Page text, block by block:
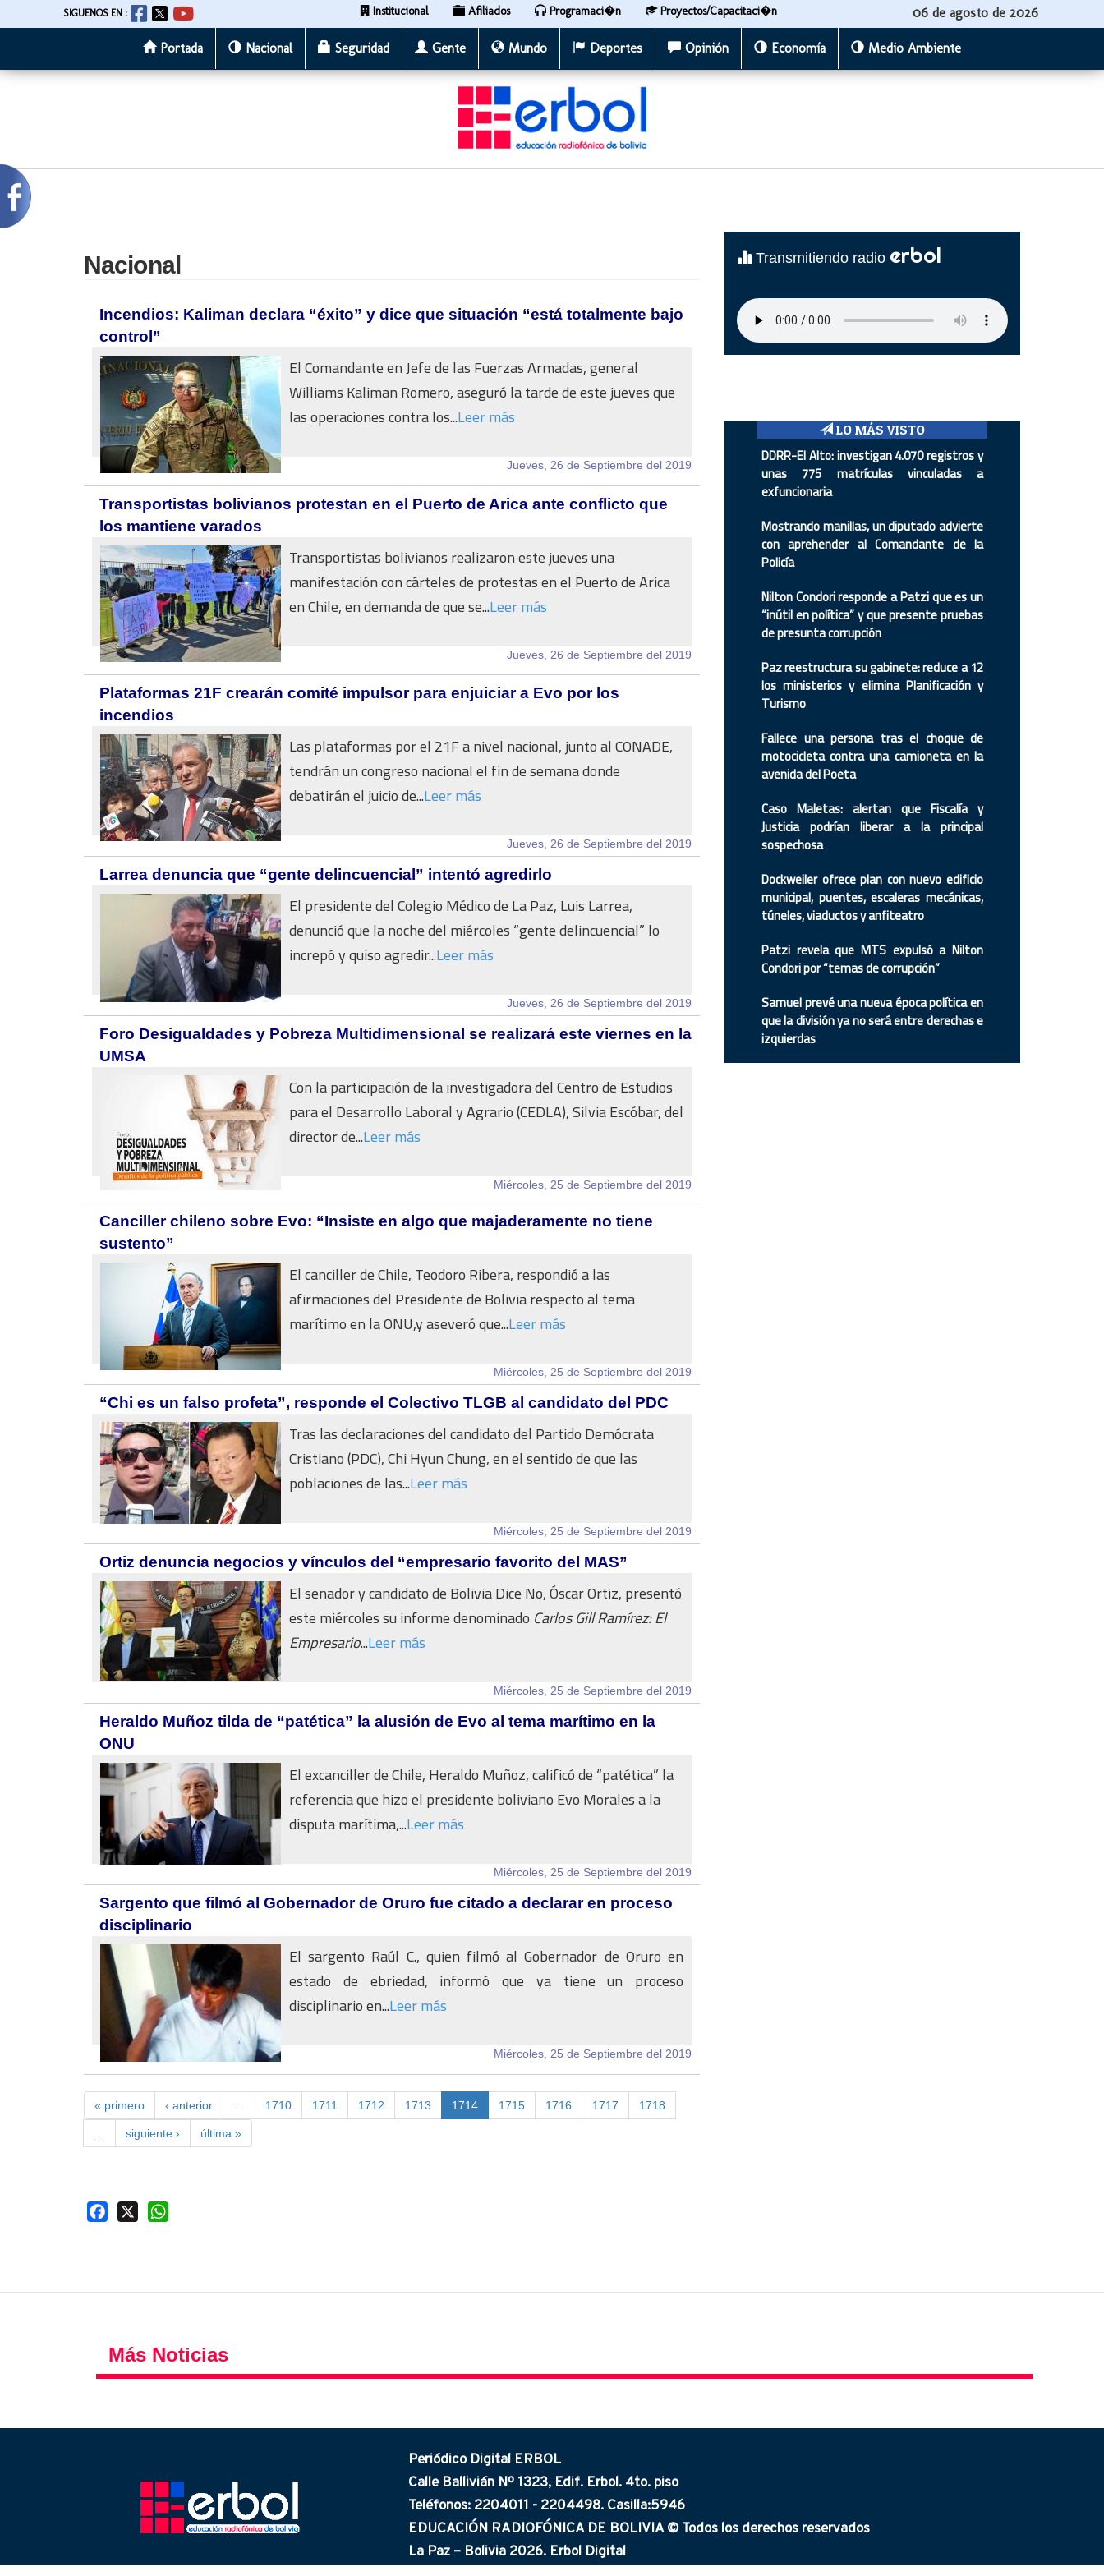
al
SIGUENOS EN : Institucional Afiliados Programaci�n Proyectos/Capacitaci�n 06 de agosto de 2026
Portada Nacional Seguridad Gente Mundo Deportes Opinión Economía Medio Ambiente
Nacional
Incendios: Kaliman declara “éxito” y dice que situación “está totalmente bajo
control”
El Comandante en Jefe de las Fuerzas Armadas, general
Williams Kaliman Romero, aseguró la tarde de este jueves que
las operaciones contra los...Leer más
Jueves, 26 de Septiembre del 2019
Transportistas bolivianos protestan en el Puerto de Arica ante conflicto que
los mantiene varados
Transportistas bolivianos realizaron este jueves una
manifestación con cárteles de protestas en el Puerto de Arica
en Chile, en demanda de que se...Leer más
Jueves, 26 de Septiembre del 2019
Plataformas 21F crearán comité impulsor para enjuiciar a Evo por los
incendios
Las plataformas por el 21F a nivel nacional, junto al CONADE,
tendrán un congreso nacional el fin de semana donde
debatirán el juicio de...Leer más
Jueves, 26 de Septiembre del 2019
Larrea denuncia que “gente delincuencial” intentó agredirlo
El presidente del Colegio Médico de La Paz, Luis Larrea,
denunció que la noche del miércoles “gente delincuencial” lo
increpó y quiso agredir...Leer más
Jueves, 26 de Septiembre del 2019
Foro Desigualdades y Pobreza Multidimensional se realizará este viernes en la
UMSA
Con la participación de la investigadora del Centro de Estudios
para el Desarrollo Laboral y Agrario (CEDLA), Silvia Escóbar, del
director de...Leer más
Miércoles, 25 de Septiembre del 2019
Canciller chileno sobre Evo: “Insiste en algo que majaderamente no tiene
sustento”
El canciller de Chile, Teodoro Ribera, respondió a las
afirmaciones del Presidente de Bolivia respecto al tema
marítimo en la ONU,y aseveró que...Leer más
Miércoles, 25 de Septiembre del 2019
“Chi es un falso profeta”, responde el Colectivo TLGB al candidato del PDC
Tras las declaraciones del candidato del Partido Demócrata
Cristiano (PDC), Chi Hyun Chung, en el sentido de que las
poblaciones de las...Leer más
Miércoles, 25 de Septiembre del 2019
Ortiz denuncia negocios y vínculos del “empresario favorito del MAS”
El senador y candidato de Bolivia Dice No, Óscar Ortiz, presentó
este miércoles su informe denominado Carlos Gill Ramírez: El
Empresario...Leer más
Miércoles, 25 de Septiembre del 2019
Heraldo Muñoz tilda de “patética” la alusión de Evo al tema marítimo en la
ONU
El excanciller de Chile, Heraldo Muñoz, calificó de “patética” la
referencia que hizo el presidente boliviano Evo Morales a la
disputa marítima,...Leer más
Miércoles, 25 de Septiembre del 2019
Sargento que filmó al Gobernador de Oruro fue citado a declarar en proceso
disciplinario
El sargento Raúl C., quien filmó al Gobernador de Oruro en
estado de ebriedad, informó que ya tiene un proceso
disciplinario en...Leer más
Miércoles, 25 de Septiembre del 2019
« primero ‹ anterior 1710 1711 1712 1713 1714 1715 1716 1717 1718
siguiente › última »
Facebook
Transmitiendo radio erbol
LO MÁS VISTO
DDRR-El Alto: investigan 4.070 registros y
unas 775 matrículas vinculadas a
exfuncionaria
Mostrando manillas, un diputado advierte
con aprehender al Comandante de la
Policía
Nilton Condori responde a Patzi que es un
“inútil en política” y que presente pruebas
de presunta corrupción
Paz reestructura su gabinete: reduce a 12
los ministerios y elimina Planificación y
Turismo
Fallece una persona tras el choque de
motocicleta contra una camioneta en la
avenida del Poeta
Caso Maletas: alertan que Fiscalía y
Justicia podrían liberar a la principal
sospechosa
Dockweiler ofrece plan con nuevo edificio
municipal, puentes, escaleras mecánicas,
túneles, viaductos y anfiteatro
Patzi revela que MTS expulsó a Nilton
Condori por “temas de corrupción”
Samuel prevé una nueva época política en
que la división ya no será entre derechas e
izquierdas
Más Noticias
Periódico Digital ERBOL
Calle Ballivián Nº 1323, Edif. Erbol. 4to. piso
Teléfonos: 2204011 - 2204498. Casilla:5946
EDUCACIÓN RADIOFÓNICA DE BOLIVIA © Todos los derechos reservados
La Paz – Bolivia 2026. Erbol Digital